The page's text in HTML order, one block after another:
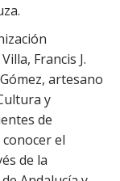
Francis J.
artesano
y
de
el
de la